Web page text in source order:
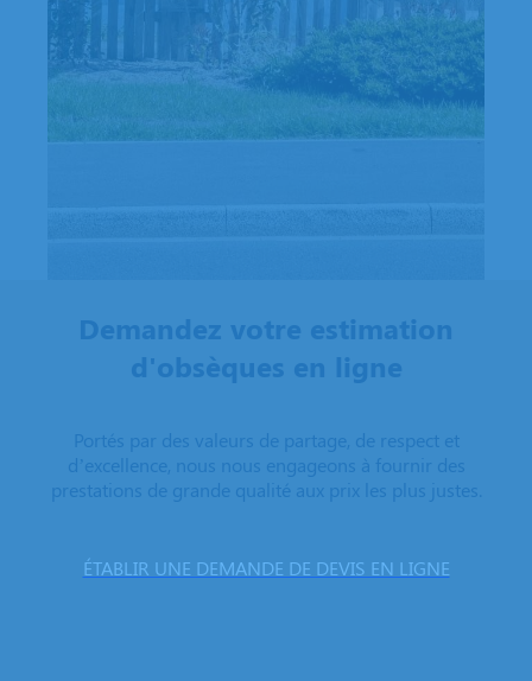
Demandez votre estimation
d'obsèques en ligne
Portés par des valeurs de partage, de respect et
d’excellence, nous nous engageons à fournir des
prestations de grande qualité aux prix les plus justes.
ÉTABLIR UNE DEMANDE DE DEVIS EN LIGNE